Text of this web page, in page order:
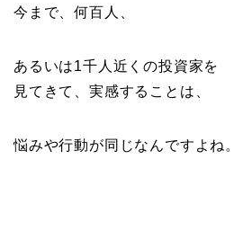
今まで、何百人、
あるいは1千人近くの投資家を
見てきて、実感することは、
悩みや行動が同じなんですよね。